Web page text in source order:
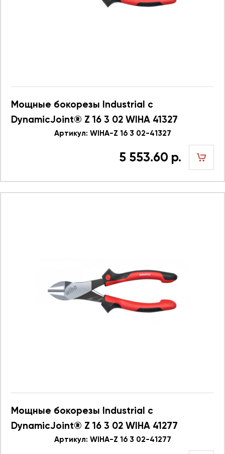
Мощные бокорезы Industrial с
DynamicJoint® Z 16 3 02 WIHA 41327
Артикул: WIHA-Z 16 3 02-41327
5 553.60 р.
Мощные бокорезы Industrial с
DynamicJoint® Z 16 3 02 WIHA 41277
Артикул: WIHA-Z 16 3 02-41277